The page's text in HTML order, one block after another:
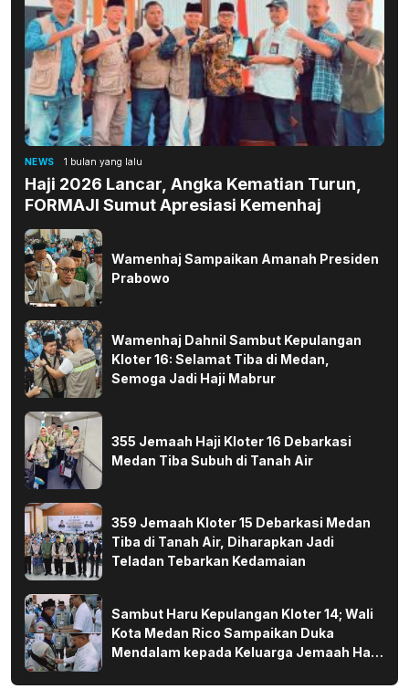
NEWS 1 bulan yang lalu
Haji 2026 Lancar, Angka Kematian Turun,
FORMAJI Sumut Apresiasi Kemenhaj
Wamenhaj Sampaikan Amanah Presiden
Prabowo
Wamenhaj Dahnil Sambut Kepulangan
Kloter 16: Selamat Tiba di Medan,
Semoga Jadi Haji Mabrur
355 Jemaah Haji Kloter 16 Debarkasi
Medan Tiba Subuh di Tanah Air
359 Jemaah Kloter 15 Debarkasi Medan
Tiba di Tanah Air, Diharapkan Jadi
Teladan Tebarkan Kedamaian
Sambut Haru Kepulangan Kloter 14; Wali
Kota Medan Rico Sampaikan Duka
Mendalam kepada Keluarga Jemaah Haji